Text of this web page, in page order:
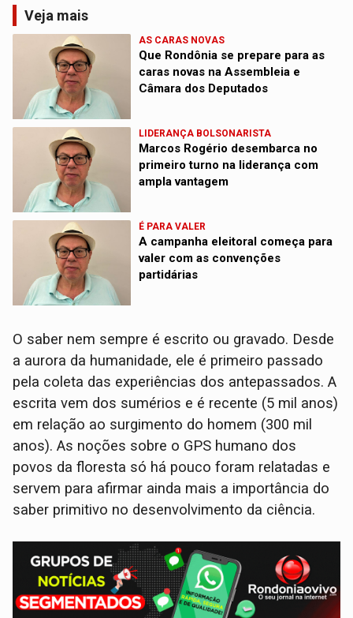
Veja mais
AS CARAS NOVAS
Que Rondônia se prepare para as
caras novas na Assembleia e
Câmara dos Deputados
LIDERANÇA BOLSONARISTA
Marcos Rogério desembarca no
primeiro turno na liderança com
ampla vantagem
É PARA VALER
A campanha eleitoral começa para
valer com as convenções
partidárias
O saber nem sempre é escrito ou gravado. Desde
a aurora da humanidade, ele é primeiro passado
pela coleta das experiências dos antepassados. A
escrita vem dos sumérios e é recente (5 mil anos)
em relação ao surgimento do homem (300 mil
anos). As noções sobre o GPS humano dos
povos da floresta só há pouco foram relatadas e
servem para afirmar ainda mais a importância do
saber primitivo no desenvolvimento da ciência.